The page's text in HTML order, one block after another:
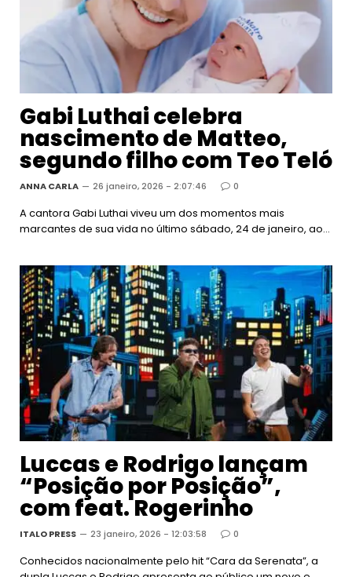
Gabi Luthai celebra
nascimento de Matteo,
segundo filho com Teo Teló
ANNA CARLA 26 janeiro, 2026 - 2:07:46 0
A cantora Gabi Luthai viveu um dos momentos mais
marcantes de sua vida no último sábado, 24 de janeiro, ao…
Luccas e Rodrigo lançam
“Posição por Posição”,
com feat. Rogerinho
ITALO PRESS 23 janeiro, 2026 - 12:03:58 0
Conhecidos nacionalmente pelo hit “Cara da Serenata”, a